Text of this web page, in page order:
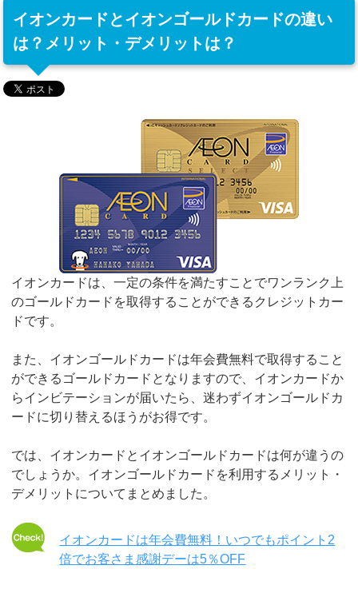
イオンカードとイオンゴールドカードの違い
は？メリット・デメリットは？
イオンカードは、一定の条件を満たすことでワンランク上
のゴールドカードを取得することができるクレジットカー
ドです。
また、イオンゴールドカードは年会費無料で取得すること
ができるゴールドカードとなりますので、イオンカードか
らインビテーションが届いたら、迷わずイオンゴールドカ
ードに切り替えるほうがお得です。
では、イオンカードとイオンゴールドカードは何が違うの
でしょうか。イオンゴールドカードを利用するメリット・
デメリットについてまとめました。
イオンカードは年会費無料！いつでもポイント2
倍でお客さま感謝デーは5％OFF